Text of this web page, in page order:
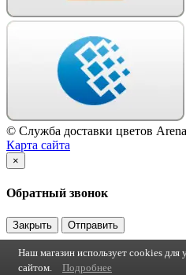
© Служба доставки цветов
Карта сайта
×
Обратный звонок
Закрыть Отправить
Наш магазин использует cookies для
сайтом.
Подробнее